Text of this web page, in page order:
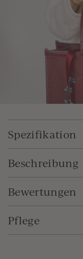
Spezifikation
Beschreibung
Bewertungen
Pflege